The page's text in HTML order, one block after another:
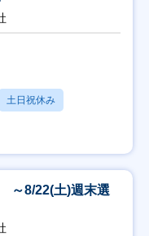
土日祝休み
～8/22(土)週末選